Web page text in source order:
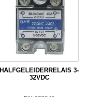
HALFGELEIDERRELAIS 3-
32VDC